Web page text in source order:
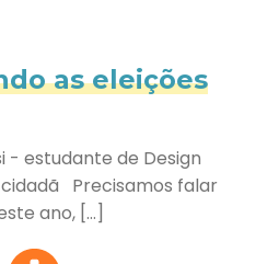
as eleições
- estudante de Design
Precisamos falar
ano, […]